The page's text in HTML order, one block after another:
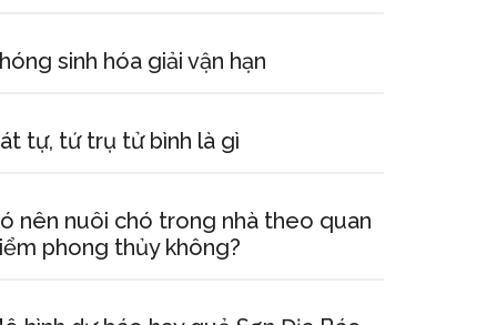
sinh hóa giải vận hạn
tự, tứ trụ tử bình là gì
nên nuôi chó trong nhà theo quan
phong thủy không?